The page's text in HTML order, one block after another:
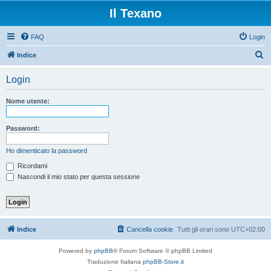
Il Texano
FAQ Login
Indice
Login
Nome utente:
Password:
Ho dimenticato la password
Ricordami
Nascondi il mio stato per questa sessione
Indice Tutti gli orari sono UTC+02:00
Cancella cookie
Powered by phpBB® Forum Software © phpBB Limited
Traduzione Italiana phpBB-Store.it